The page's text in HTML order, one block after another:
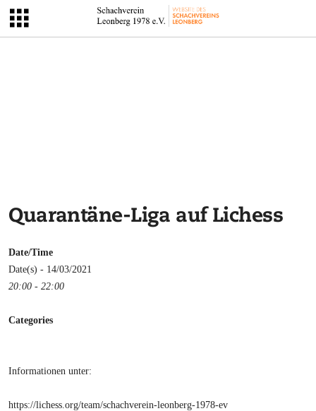
Quarantäne-Liga auf Lichess
Date/Time
Date(s) - 14/03/2021
20:00 - 22:00
Categories
Informationen unter:
https://lichess.org/team/schachverein-leonberg-1978-ev